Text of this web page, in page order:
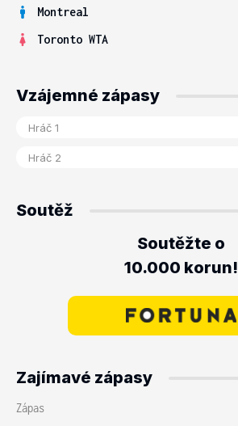
Montreal
Toronto WTA
Vzájemné zápasy
Soutěž
Soutěžte o
10.000 korun!
Zajímavé zápasy
Zápas